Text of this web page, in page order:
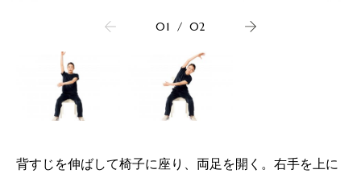
01 / 02
背すじを伸ばして椅子に座り、両足を開く。右手を上に